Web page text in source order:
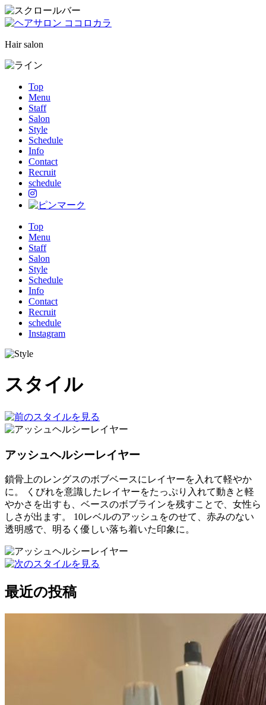
Hair salon
Top
Menu
Staff
Salon
Style
Schedule
Info
Contact
Recruit
schedule
Top
Menu
Staff
Salon
Style
Schedule
Info
Contact
Recruit
schedule
Instagram
スタイル
アッシュヘルシーレイヤー
鎖骨上のレングスのボブベースにレイヤーを入れて軽やか
に。 くびれを意識したレイヤーをたっぷり入れて動きと軽
やかさを出すも、ベースのボブラインを残すことで、女性ら
しさが出ます。 10レベルのアッシュをのせて、赤みのない
透明感で、明るく優しい落ち着いた印象に。
最近の投稿